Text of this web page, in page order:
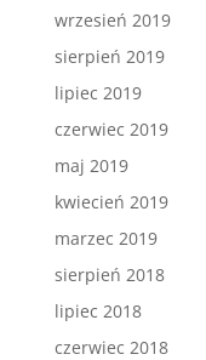
wrzesień 2019
sierpień 2019
lipiec 2019
czerwiec 2019
maj 2019
kwiecień 2019
marzec 2019
sierpień 2018
lipiec 2018
czerwiec 2018